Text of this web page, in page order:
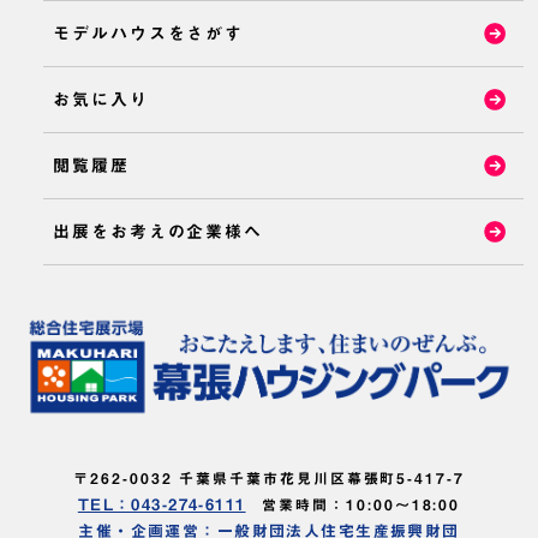
モデルハウスをさがす
お気に入り
閲覧履歴
出展をお考えの企業様へ
〒262-0032 千葉県千葉市花見川区幕張町5-417-7
TEL：043-274-6111 営業時間：10:00～18:00
主催・企画運営：一般財団法人住宅生産振興財団